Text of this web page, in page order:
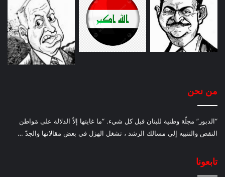
من نحن
“الدبور” مجلّة وطنية للبنان قبل كل شيء. “ما غايتها إلاّ الدلالة على مَواطن
النقص والتنبيه إلى مسالك الرشد ، تشغل الهزل في بعض مقالاتها والجدّ …
تابعونا